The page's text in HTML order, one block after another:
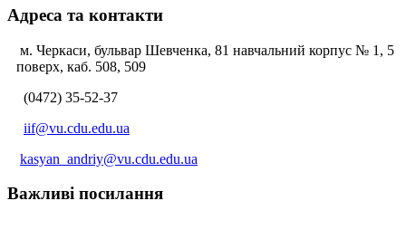
Адреса та контакти
м. Черкаси, бульвар Шевченка, 81 навчальний корпус № 1, 5
поверх, каб. 508, 509
(0472) 35-52-37
iif@vu.cdu.edu.ua
kasyan_andriy@vu.cdu.edu.ua
Важливі посилання